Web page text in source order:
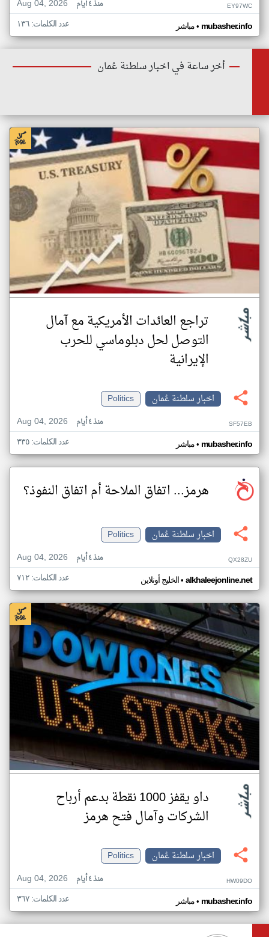
Aug 04, 2026 منذ ٤ أيام EY97WC
مباشر• mubasher.info عدد الكلمات: ١٣٦
أخر ساعة في اخبار سلطنة عُمان
تراجع العائدات الأمريكية مع آمال
التوصل لحل دبلوماسي للحرب
الإيرانية
اخبار سلطنة عُمان
Politics
Aug 04, 2026
منذ ٤ أيام SF57EB
مباشر• mubasher.info عدد الكلمات: ٣٣٥
هرمز... اتفاق الملاحة أم اتفاق النفوذ؟
اخبار سلطنة عُمان
Politics
Aug 04, 2026
منذ ٤ أيام QX28ZU
الخليج أونلاين• alkhaleejonline.net عدد الكلمات: ٧١٢
داو يقفز 1000 نقطة بدعم أرباح
الشركات وآمال فتح هرمز
اخبار سلطنة عُمان
Politics
Aug 04, 2026
منذ ٤ أيام HW09DO
مباشر• mubasher.info عدد الكلمات: ٣٦٧